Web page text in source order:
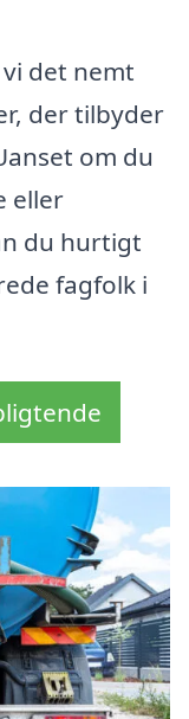
det nemt
der tilbyder
om du
eller
du hurtigt
fagfolk i